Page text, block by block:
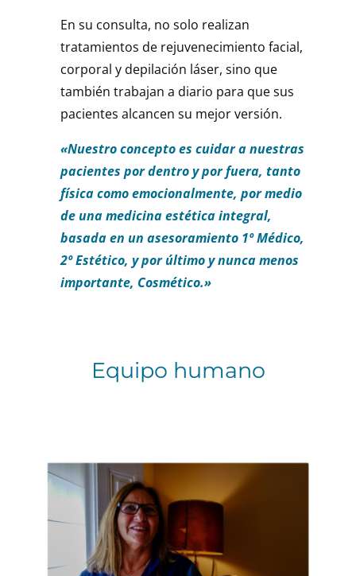
En su consulta, no solo realizan
tratamientos de rejuvenecimiento facial,
corporal y depilación láser, sino que
también trabajan a diario para que sus
pacientes alcancen su mejor versión.
«Nuestro concepto es cuidar a nuestras
pacientes por dentro y por fuera, tanto
física como emocionalmente, por medio
de una medicina estética integral,
basada en un asesoramiento 1º Médico,
2º Estético, y por último y nunca menos
importante, Cosmético.»
Equipo humano